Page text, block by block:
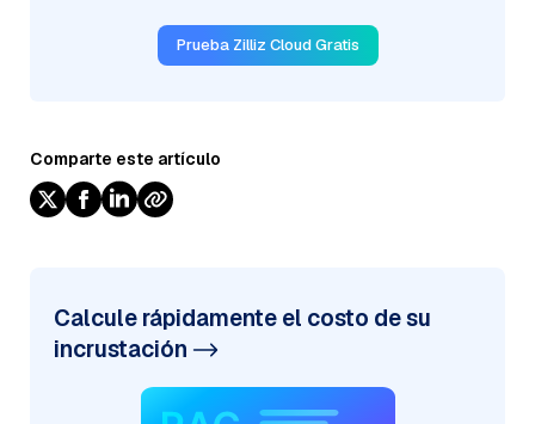
Prueba Zilliz Cloud Gratis
Comparte este artículo
Calcule rápidamente el costo de su
incrustación